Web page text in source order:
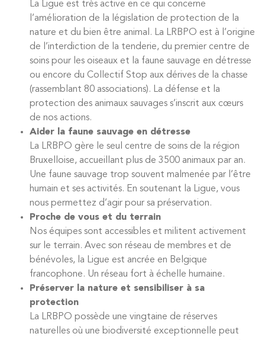
La Ligue est très active en ce qui concerne
l’amélioration de la législation de protection de la
nature et du bien être animal. La LRBPO est à l’origine
de l’interdiction de la tenderie, du premier centre de
soins pour les oiseaux et la faune sauvage en détresse
ou encore du Collectif Stop aux dérives de la chasse
(rassemblant 80 associations). La défense et la
protection des animaux sauvages s’inscrit aux cœurs
de nos actions.
Aider la faune sauvage en détresse
La LRBPO gère le seul centre de soins de la région
Bruxelloise, accueillant plus de 3500 animaux par an.
Une faune sauvage trop souvent malmenée par l’être
humain et ses activités. En soutenant la Ligue, vous
nous permettez d’agir pour sa préservation.
Proche de vous et du terrain
Nos équipes sont accessibles et militent activement
sur le terrain. Avec son réseau de membres et de
bénévoles, la Ligue est ancrée en Belgique
francophone. Un réseau fort à échelle humaine.
Préserver la nature et sensibiliser à sa
protection
La LRBPO possède une vingtaine de réserves
naturelles où une biodiversité exceptionnelle peut